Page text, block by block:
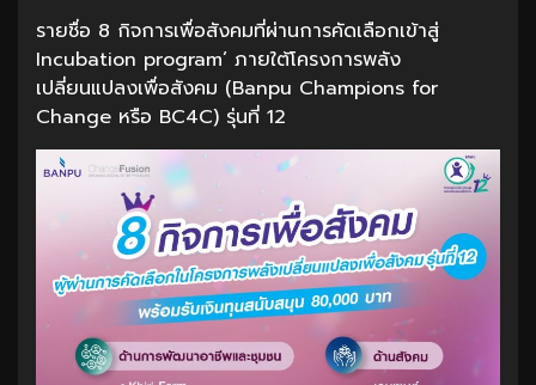
รายชื่อ 8 กิจการเพื่อสังคมที่ผ่านการคัดเลือกเข้าสู่
Incubation program’ ภายใต้โครงการพลัง
เปลี่ยนแปลงเพื่อสังคม (Banpu Champions for
Change หรือ BC4C) รุ่นที่ 12